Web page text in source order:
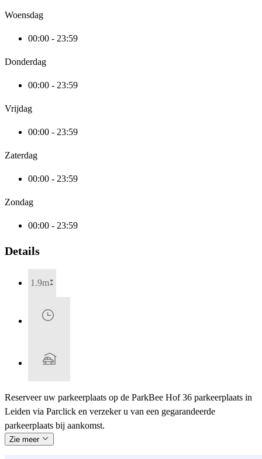
Woensdag
00:00 - 23:59
Donderdag
00:00 - 23:59
Vrijdag
00:00 - 23:59
Zaterdag
00:00 - 23:59
Zondag
00:00 - 23:59
Details
1.9m
Reserveer uw parkeerplaats op de ParkBee Hof 36 parkeerplaats in
Leiden via Parclick en verzeker u van een gegarandeerde
parkeerplaats bij aankomst.
Zie meer